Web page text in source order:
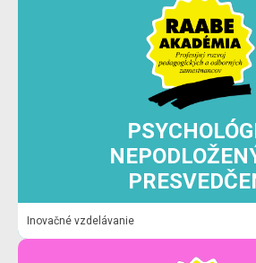
Inovačné vzdelávanie